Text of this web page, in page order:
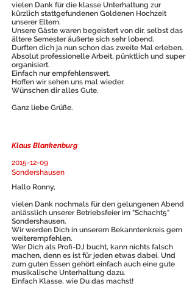
vielen Dank für die klasse Unterhaltung zur
kürzlich stattgefundenen Goldenen Hochzeit
unserer Eltern.
Unsere Gäste waren begeistert von dir, selbst das
ältere Semester äußerte sich sehr lobend.
Durften dich ja nun schon das zweite Mal erleben.
Absolut professionelle Arbeit, pünktlich und super
organisiert.
Einfach nur empfehlenswert.
Hoffen wir sehen uns mal wieder.
Wünschen dir alles Gute.
Ganz liebe Grüße.
Klaus Blankenburg
2015-12-09
Sondershausen
Hallo Ronny,
vielen Dank nochmals für den gelungenen Abend
anlässlich unserer Betriebsfeier im "Schacht5"
Sondershausen.
Wir werden Dich in unserem Bekanntenkreis gern
weiterempfehlen.
Wer Dich als Profi-DJ bucht, kann nichts falsch
machen, denn es ist für jeden etwas dabei. Und
zum guten Essen gehört einfach auch eine gute
musikalische Unterhaltung dazu.
Einfach Klasse, wie Du das machst!